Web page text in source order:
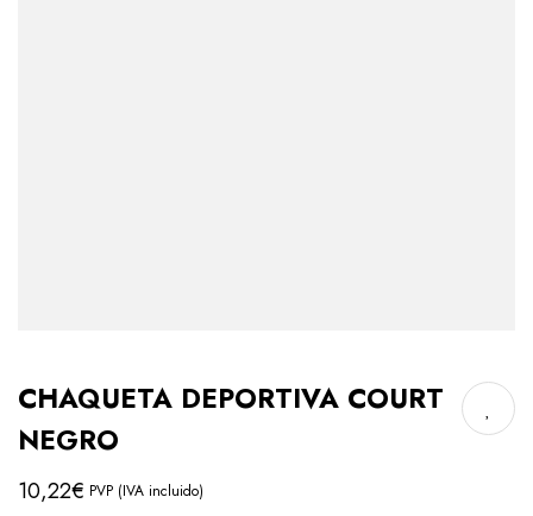
CHAQUETA DEPORTIVA COURT
NEGRO
10,22€ PVP (IVA incluido)